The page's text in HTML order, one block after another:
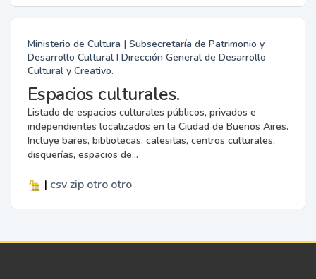
Ministerio de Cultura | Subsecretaría de Patrimonio y
Desarrollo Cultural I Dirección General de Desarrollo
Cultural y Creativo.
Espacios culturales.
Listado de espacios culturales públicos, privados e
independientes localizados en la Ciudad de Buenos Aires.
Incluye bares, bibliotecas, calesitas, centros culturales,
disquerías, espacios de...
| csv zip otro otro